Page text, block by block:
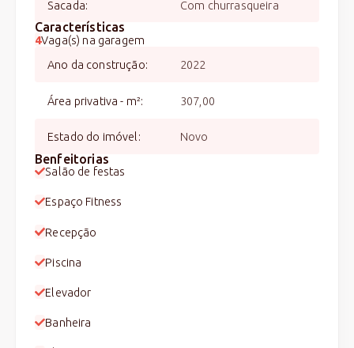
Sacada: Com churrasqueira
Características
4Vaga(s) na garagem
Ano da construção: 2022
Área privativa - m²: 307,00
Estado do imóvel: Novo
Benfeitorias
Salão de festas
Espaço Fitness
Recepção
Piscina
Elevador
Banheira